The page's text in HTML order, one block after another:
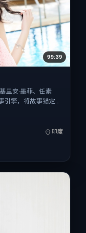
99:39
里安·墨菲、任素
引擎，将故事锚定在
145分钟，适合喜
印度